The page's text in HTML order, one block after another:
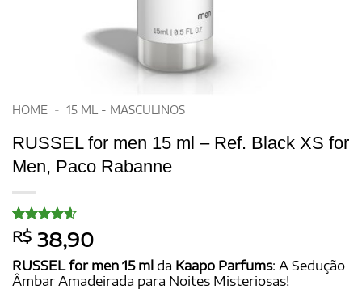
HOME - 15 ML - MASCULINOS
RUSSEL for men 15 ml – Ref. Black XS for
Men, Paco Rabanne
Avaliado
como4.6
de 5, com
baseado
em
15
R$ 38,90
RUSSEL for men 15 ml da Kaapo Parfums: A Sedução
Âmbar Amadeirada para Noites Misteriosas!